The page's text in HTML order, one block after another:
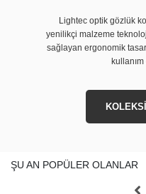
Lightec optik gözlük
yenilikçi malzeme
sağlayan ergonomik
ŞU AN POPÜLER OLANLAR